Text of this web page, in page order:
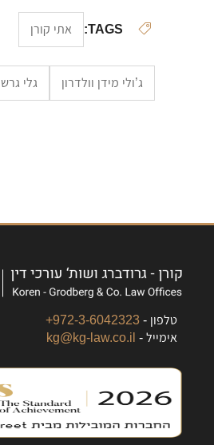
TAGS: אתי קורן
ג’ולי מידן וולדרון גלי גרש
טלפון -972-3-6042323+
אימייל - kg@kg-law.co.il